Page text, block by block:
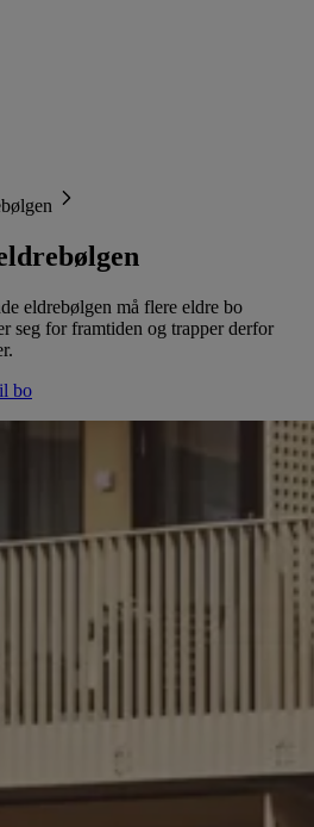
eldrebølgen må flere eldre bo
seg for framtiden og trapper derfor
bo